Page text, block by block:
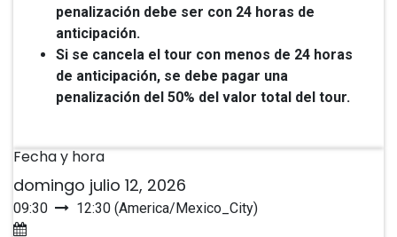
penalización debe ser con 24 horas de
anticipación.
Si se cancela el tour con menos de 24 horas
de anticipación, se debe pagar una
penalización del 50% del valor total del tour.
Fecha y hora
domingo julio 12, 2026
09:30 12:30 (America/Mexico_City)